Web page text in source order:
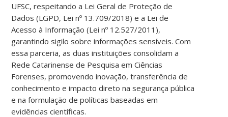
UFSC, respeitando a Lei Geral de Proteção de
Dados (LGPD, Lei nº 13.709/2018) e a Lei de
Acesso à Informação (Lei nº 12.527/2011),
garantindo sigilo sobre informações sensíveis. Com
essa parceria, as duas instituições consolidam a
Rede Catarinense de Pesquisa em Ciências
Forenses, promovendo inovação, transferência de
conhecimento e impacto direto na segurança pública
e na formulação de políticas baseadas em
evidências científicas.